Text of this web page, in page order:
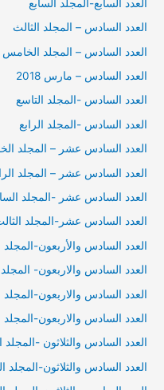
العدد السابع-المجلد السابع
العدد السادس – المجلد الثالث
العدد السادس – المجلد الخامس
العدد السادس – مارس 2018
العدد السادس -المجلد التاسع
العدد السادس -المجلد الرابع
العدد السادس عشر – المجلد
العدد السادس عشر – المجلد
العدد السادس عشر -المجلد
العدد السادس عشر-المجلد
العدد السادس والأربعون-المجلد
العدد السادس والاربعون-
العدد السادس والاربعون-المجلد
العدد السادس والاربعون-
العدد السادس والثلاثون -المجلد
العدد السادس والثلاثون-المجلد